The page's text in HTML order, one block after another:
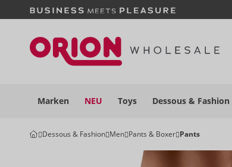
Marken NEU Toys Dessous & Fashion
Dessous & Fashion Men Pants & Boxer Pants